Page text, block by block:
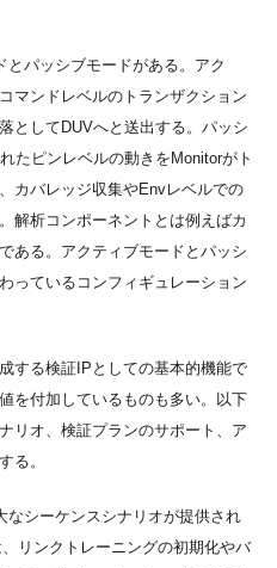
パッシブモードがある。アク
マンドレベルのトランザクション
としてDUVへと送出する。パッシ
たピンレベルの動きをMonitorがト
カバレッジ収集やEnvレベルでの
解析コンポーネントとは例えばカ
ある。アクティブモードとパッシ
っているコンフィギュレーション
する検証IPとしての基本的機能で
を付加しているものも多い。以下
リオ、検証プランのサポート、ア
る。
なシーケンスシナリオが提供され
リンクトレーニングの初期化やバ